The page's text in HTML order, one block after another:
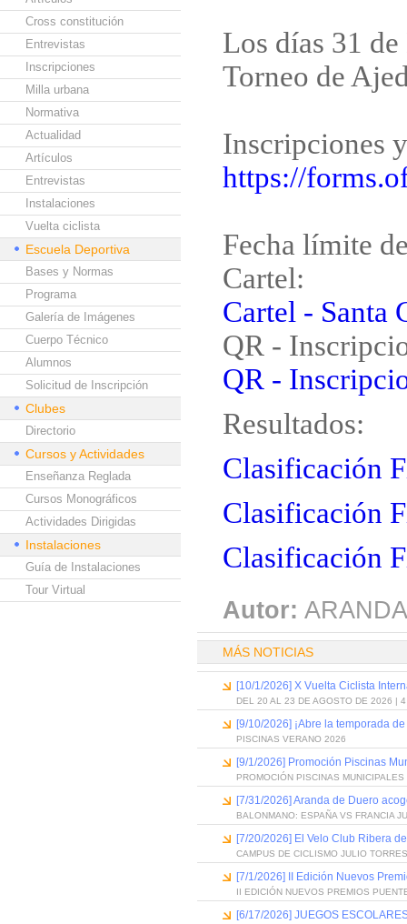
Cross constitución
Entrevistas
Inscripciones
Milla urbana
Normativa
Actualidad
Artículos
Entrevistas
Instalaciones
Vuelta ciclista
Escuela Deportiva
Bases y Normas
Programa
Galería de Imágenes
Cuerpo Técnico
Alumnos
Solicitud de Inscripción
Clubes
Directorio
Cursos y Actividades
Enseñanza Reglada
Cursos Monográficos
Actividades Dirigidas
Instalaciones
Guía de Instalaciones
Tour Virtual
Los días 31
Torneo de
Inscripciones
https://
Fecha límite
Cartel:
Cartel - Santa
QR -
QR -
Resultados:
Clasificación
Clasificación
Clasificación
Autor:
MÁS NOTICIAS
[10/1/2026] X Vuelta Ciclista
DEL 20 AL 23 DE AGOSTO DE 2026 | 4
[9/10/2026] ¡Abre la temporada
PISCINAS VERANO 2026
[9/1/2026] Promoción Piscinas
PROMOCIÓN PISCINAS
[7/31/2026] Aranda de Duero
BALONMANO: ESPAÑA VS FRANCIA
[7/20/2026] El Velo Club Ribera
CAMPUS DE CICLISMO JULIO
[7/1/2026] II Edición Nuevos
II EDICIÓN NUEVOS PREMIOS
[6/17/2026] JUEGOS